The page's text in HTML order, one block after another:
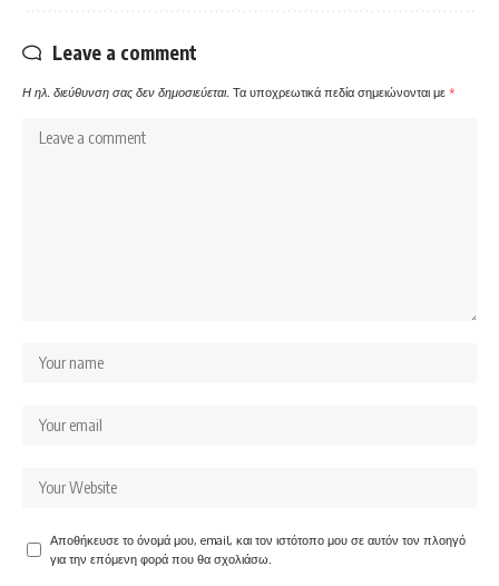
Leave a comment
Η ηλ. διεύθυνση σας δεν δημοσιεύεται. Τα υποχρεωτικά πεδία σημειώνονται με *
Αποθήκευσε το όνομά μου, email, και τον ιστότοπο μου σε αυτόν τον πλοηγό
για την επόμενη φορά που θα σχολιάσω.